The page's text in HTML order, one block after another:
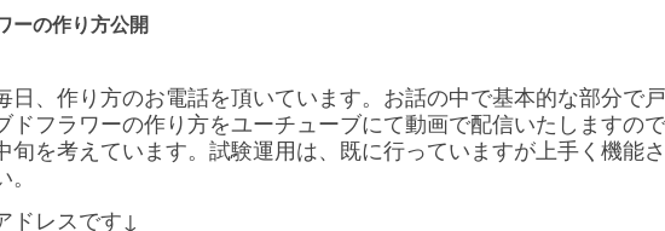
ーの作り方公開
日、作り方のお電話を頂いています。お話の中で基本的な部分で
ドフラワーの作り方をユーチューブにて動画で配信いたしますの
旬を考えています。試験運用は、既に行っていますが上手く機能
ドレスです↓